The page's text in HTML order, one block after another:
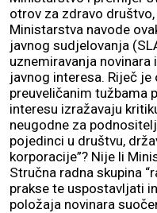
otrov za zdravo
Ministarstva navode
javnog sudjelovanja
uznemiravanja
javnog interesa. Riječ
preuveličanim tužbama
interesu izražavaju
neugodne za
pojedinci u društvu,
korporacije”? Nije li
Stručna radna skupina
prakse te uspostavljati
položaja novinara